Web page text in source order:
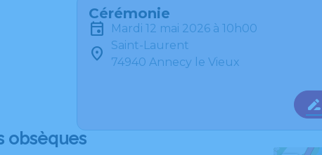
Cérémonie
mardi 12 mai 2026 à 10h00
Saint-Laurent
74940 Annecy le Vieux
obsèques